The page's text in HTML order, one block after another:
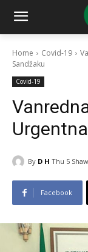
Home Covid-19
Sandžaku
Covid-19
By D H Thu 5
Facebook